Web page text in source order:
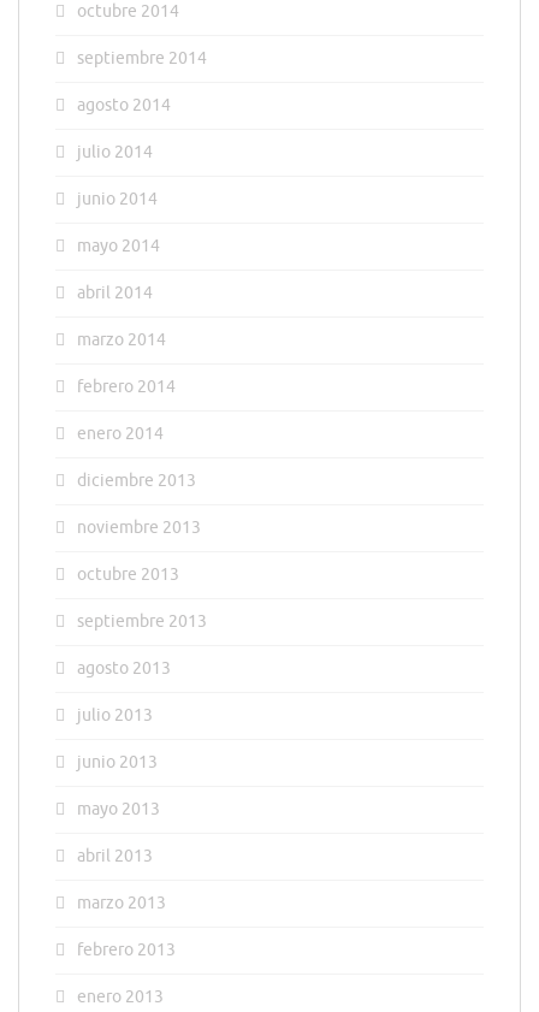
octubre 2014
septiembre 2014
agosto 2014
julio 2014
junio 2014
mayo 2014
abril 2014
marzo 2014
febrero 2014
enero 2014
diciembre 2013
noviembre 2013
octubre 2013
septiembre 2013
agosto 2013
julio 2013
junio 2013
mayo 2013
abril 2013
marzo 2013
febrero 2013
enero 2013